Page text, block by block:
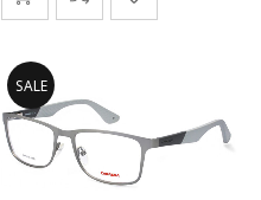
SALE